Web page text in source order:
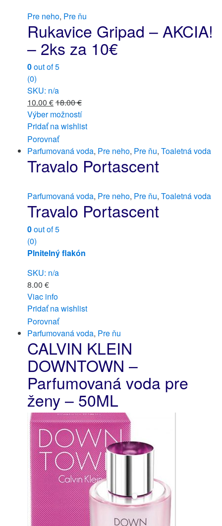
Pre neho, Pre ňu
Rukavice Gripad – AKCIA!
– 2ks za 10€
0out of 5
(0)
SKU: n/a
10.00 €18.00€
Výber možností
Pridať na wishlist
Porovnať
Parfumovaná voda, Pre neho, Pre ňu, Toaletná voda
Travalo Portascent
Parfumovaná voda, Pre neho, Pre ňu, Toaletná voda
Travalo Portascent
0out of 5
(0)
Plnitelný flakón
SKU: n/a
8.00 €
Viac info
Pridať na wishlist
Porovnať
Parfumovaná voda, Pre ňu
CALVIN KLEIN
DOWNTOWN –
Parfumovaná voda pre
ženy – 50ML